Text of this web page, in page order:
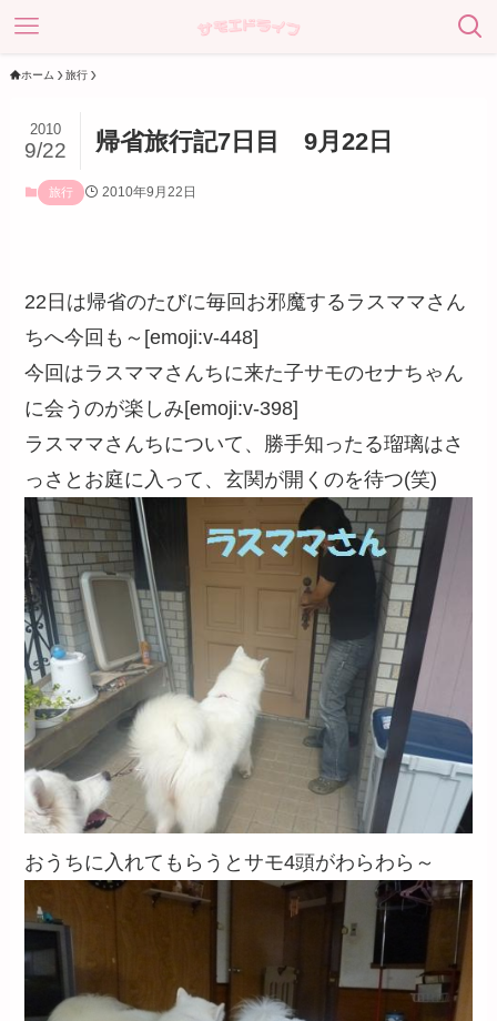
ホーム 旅行
帰省旅行記7日目 9月22日
2010
9/22
旅行 2010年9月22日
22日は帰省のたびに毎回お邪魔するラスママさん
ちへ今回も～[emoji:v-448]
今回はラスママさんちに来た子サモのセナちゃん
に会うのが楽しみ[emoji:v-398]
ラスママさんちについて、勝手知ったる瑠璃はさ
っさとお庭に入って、玄関が開くのを待つ(笑)
おうちに入れてもらうとサモ4頭がわらわら～